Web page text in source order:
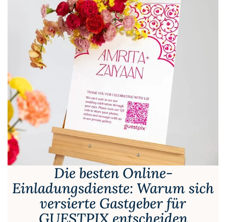
Die besten Online-
Einladungsdienste: Warum sich
versierte Gastgeber für